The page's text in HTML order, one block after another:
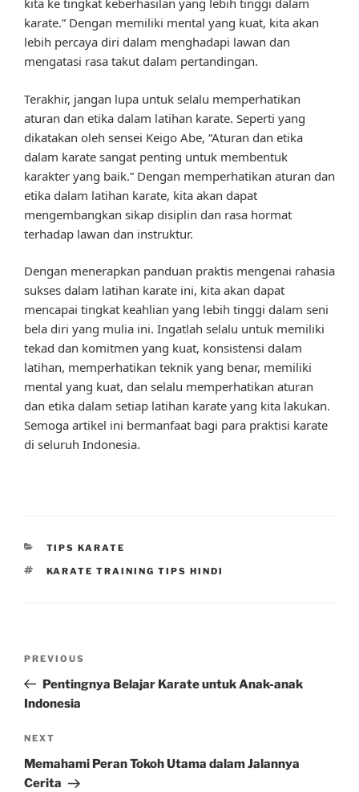
kita ke tingkat keberhasilan yang lebih tinggi dalam
karate.” Dengan memiliki mental yang kuat, kita akan
lebih percaya diri dalam menghadapi lawan dan
mengatasi rasa takut dalam pertandingan.
Terakhir, jangan lupa untuk selalu memperhatikan
aturan dan etika dalam latihan karate. Seperti yang
dikatakan oleh sensei Keigo Abe, “Aturan dan etika
dalam karate sangat penting untuk membentuk
karakter yang baik.” Dengan memperhatikan aturan dan
etika dalam latihan karate, kita akan dapat
mengembangkan sikap disiplin dan rasa hormat
terhadap lawan dan instruktur.
Dengan menerapkan panduan praktis mengenai rahasia
sukses dalam latihan karate ini, kita akan dapat
mencapai tingkat keahlian yang lebih tinggi dalam seni
bela diri yang mulia ini. Ingatlah selalu untuk memiliki
tekad dan komitmen yang kuat, konsistensi dalam
latihan, memperhatikan teknik yang benar, memiliki
mental yang kuat, dan selalu memperhatikan aturan
dan etika dalam setiap latihan karate yang kita lakukan.
Semoga artikel ini bermanfaat bagi para praktisi karate
di seluruh Indonesia.
CATEGORIES
TIPS KARATE
TAGS
KARATE TRAINING TIPS HINDI
Previous
Post
PREVIOUS
Pentingnya Belajar Karate untuk Anak-anak
Indonesia
Next
Post
NEXT
Memahami Peran Tokoh Utama dalam Jalannya
Cerita